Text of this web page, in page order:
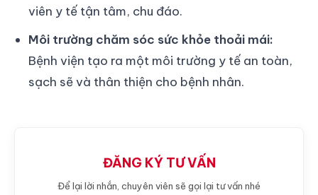
viên y tế tận tâm, chu đáo.
Môi trường chăm sóc sức khỏe thoải mái:
Bệnh viện tạo ra một môi trường y tế an toàn,
sạch sẽ và thân thiện cho bệnh nhân.
ĐĂNG KÝ TƯ VẤN
Để lại lời nhắn, chuyên viên sẽ gọi lại tư vấn nhé